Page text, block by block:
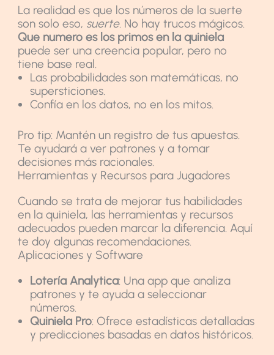
La realidad es que los números de la suerte
son solo eso, suerte. No hay trucos mágicos.
Que numero es los primos en la quiniela
puede ser una creencia popular, pero no
tiene base real.
Las probabilidades son matemáticas, no
supersticiones.
Confía en los datos, no en los mitos.
Pro tip: Mantén un registro de tus apuestas.
Te ayudará a ver patrones y a tomar
decisiones más racionales.
Herramientas y Recursos para Jugadores
Cuando se trata de mejorar tus habilidades
en la quiniela, las herramientas y recursos
adecuados pueden marcar la diferencia. Aquí
te doy algunas recomendaciones.
Aplicaciones y Software
Lotería Analytica: Una app que analiza
patrones y te ayuda a seleccionar
números.
Quiniela Pro: Ofrece estadísticas detalladas
y predicciones basadas en datos históricos.